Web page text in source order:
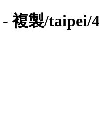
複製/taipei/